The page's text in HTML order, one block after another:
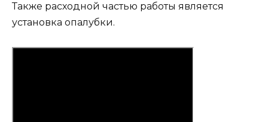
Также расходной частью работы является
установка опалубки.